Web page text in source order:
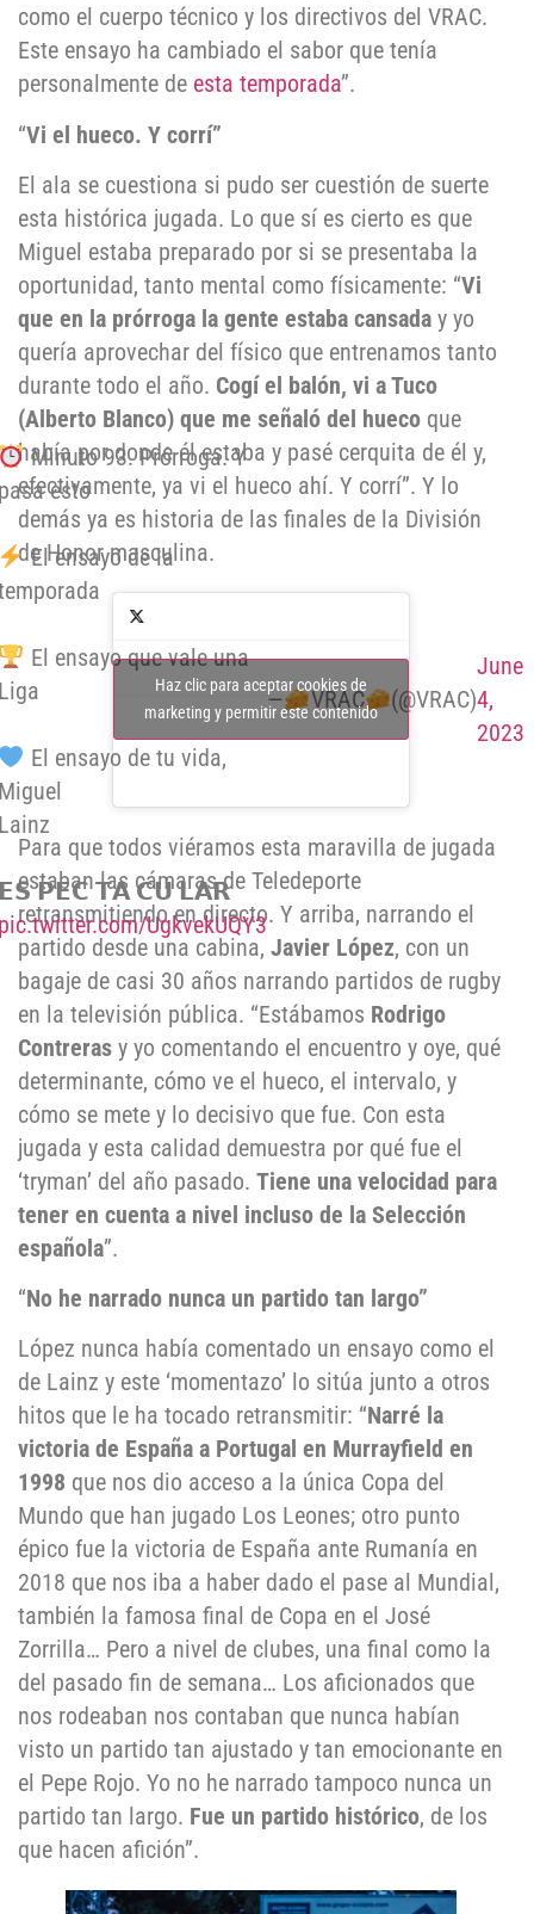
como el cuerpo técnico y los directivos del VRAC.
Este ensayo ha cambiado el sabor que tenía
personalmente de esta temporada”.
“Vi el hueco. Y corrí”
El ala se cuestiona si pudo ser cuestión de suerte
esta histórica jugada. Lo que sí es cierto es que
Miguel estaba preparado por si se presentaba la
oportunidad, tanto mental como físicamente: “Vi
que en la prórroga la gente estaba cansada y yo
quería aprovechar del físico que entrenamos tanto
durante todo el año. Cogí el balón, vi a Tuco
(Alberto Blanco) que me señaló del hueco que
había por donde él estaba y pasé cerquita de él y,
efectivamente, ya vi el hueco ahí. Y corrí”. Y lo
demás ya es historia de las finales de la División
de Honor masculina.
Minuto 93. Prórroga. Y
esto
El ensayo de la
El ensayo que vale una
El ensayo de tu vida,
𝗣𝗘𝗖 𝗧𝗔 𝗖𝗨 𝗟𝗔𝗥
UgkvekUQY3
— VRAC (@VRAC)
June
4,
2023
Haz clic para aceptar cookies de
marketing y permitir este contenido
Para que todos viéramos esta maravilla de jugada
estaban las cámaras de Teledeporte
retransmitiendo en directo. Y arriba, narrando el
partido desde una cabina, Javier López, con un
bagaje de casi 30 años narrando partidos de rugby
en la televisión pública. “Estábamos Rodrigo
Contreras y yo comentando el encuentro y oye, qué
determinante, cómo ve el hueco, el intervalo, y
cómo se mete y lo decisivo que fue. Con esta
jugada y esta calidad demuestra por qué fue el
‘tryman’ del año pasado. Tiene una velocidad para
tener en cuenta a nivel incluso de la Selección
española”.
“No he narrado nunca un partido tan largo”
López nunca había comentado un ensayo como el
de Lainz y este ‘momentazo’ lo sitúa junto a otros
hitos que le ha tocado retransmitir: “Narré la
victoria de España a Portugal en Murrayfield en
1998 que nos dio acceso a la única Copa del
Mundo que han jugado Los Leones; otro punto
épico fue la victoria de España ante Rumanía en
2018 que nos iba a haber dado el pase al Mundial,
también la famosa final de Copa en el José
Zorrilla… Pero a nivel de clubes, una final como la
del pasado fin de semana… Los aficionados que
nos rodeaban nos contaban que nunca habían
visto un partido tan ajustado y tan emocionante en
el Pepe Rojo. Yo no he narrado tampoco nunca un
partido tan largo. Fue un partido histórico, de los
que hacen afición”.